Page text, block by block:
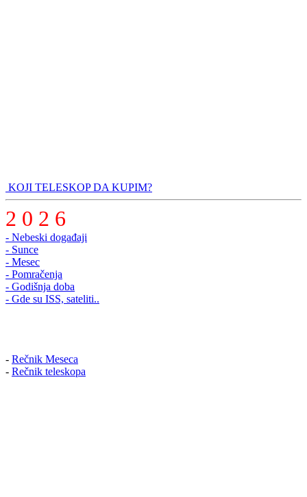
KOJI TELESKOP DA KUPIM?
2 0 2 6
- Nebeski događaji
- Sunce
- Mesec
- Pomračenja
- Godišnja doba
- Gde su ISS, sateliti..
- Rečnik Meseca
- Rečnik teleskopa